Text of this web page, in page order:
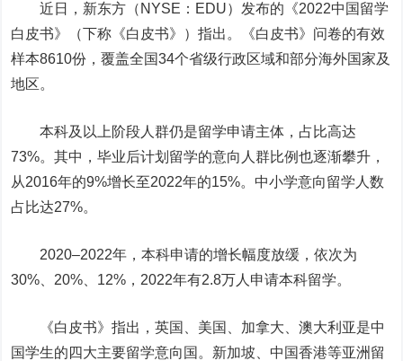
近日 ，新东方（NYSE：EDU） 发布的《2022中国留学
白皮书》
（下称 《白皮书》）指出 。 《白皮书》问卷的有效
样本8610份，覆盖全国34个省级行政区域和部分海外国家及
地区。
本科及以上阶段人群仍是留学申请主体，占比高达
73%。其中，毕业后计划留学的意向人群比例也逐渐攀升，
从2016年的9%增长至2022年的15%。 中小学意向留学人数
占比达27%。
2020–2022年，本科申请的增长幅度放缓，依次为
30%、20%
12%，2022年有2.8万人申请本科留学。
《白皮书》指出，英国、美国、加拿大、澳大利亚是中
国学生的四大主要留学意向国。新加坡、中国香港等亚洲留